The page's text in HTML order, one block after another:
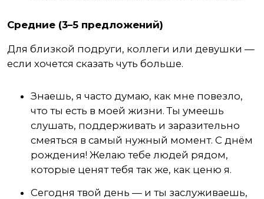
Средние (3–5 предложений)
Для близкой подруги, коллеги или девушки —
если хочется сказать чуть больше.
Знаешь, я часто думаю, как мне повезло,
что ты есть в моей жизни. Ты умеешь
слушать, поддерживать и заразительно
смеяться в самый нужный момент. С днём
рождения! Желаю тебе людей рядом,
которые ценят тебя так же, как ценю я.
Сегодня твой день — и ты заслуживаешь,